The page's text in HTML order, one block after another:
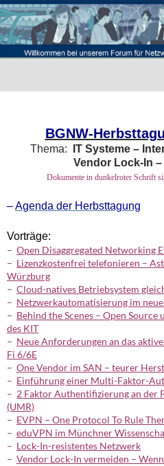
INHALT
BGNW-
Thema: IT Systeme –
Vendor Lock-In
Dokumente in dunkelroter Schrift
–Agenda der Herbsttagung
Vorträge:
– Open Disaggregated Networking
– Lizenzkostenfrei telefonieren –
Würzburg
– Cloud-natives Betriebsystem
– Netzwerkautomatisierung im
– Behind the Scenes – Open
des KIT
– Neue Anforderungen an das
Fi 6/6E
– One Vendor im SAN – teurer
– Einführung einer Multi-Faktor-
– 2 Faktor Authentifizierung an
(UMR)
– EVPN – One Protocol To Rule
– eduVPN im Münchner
– Lock-In-resistentes Netzwerk
– Vendor Lock-In vermeiden –